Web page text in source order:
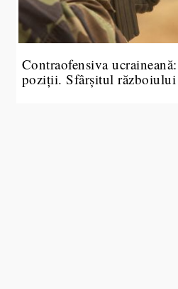
Contraofensiva
poziții. Sfârșitul războiului